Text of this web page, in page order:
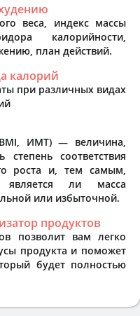
веса, индекс массы
калорийности,
план действий.
калорий
при различных видах
ИМТ) — величина,
соответствия
роста и, тем самым,
является ли масса
или избыточной.
продуктов
позволит вам легко
продукта и поможет
будет полностью